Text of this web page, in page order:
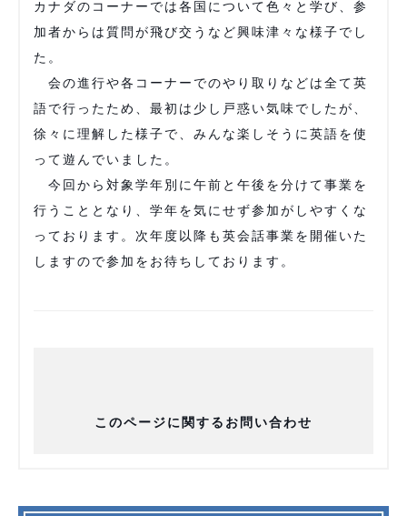
カナダのコーナーでは各国について色々と学び、参
加者からは質問が飛び交うなど興味津々な様子でし
た。
会の進行や各コーナーでのやり取りなどは全て英
語で行ったため、最初は少し戸惑い気味でしたが、
徐々に理解した様子で、みんな楽しそうに英語を使
って遊んでいました。
今回から対象学年別に午前と午後を分けて事業を
行うこととなり、学年を気にせず参加がしやすくな
っております。次年度以降も英会話事業を開催いた
しますので参加をお待ちしております。
このページに関するお問い合わせ